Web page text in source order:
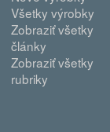
Všetky výrobky
Zobraziť všetky
články
Zobraziť všetky
rubriky